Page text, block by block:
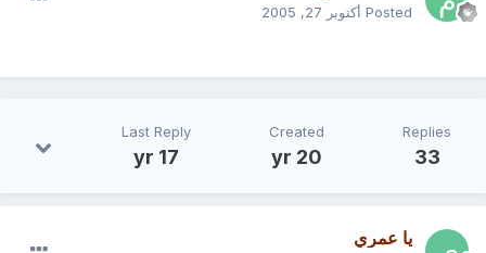
Posted أكتوبر 27, 2005
Replies
33
Created
20 yr
Last Reply
17 yr
يا عمري